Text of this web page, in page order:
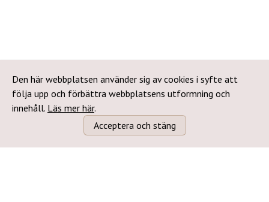
Den här webbplatsen använder sig av cookies i syfte att
följa upp och förbättra webbplatsens utformning och
innehåll. Läs mer här.
Acceptera och stäng